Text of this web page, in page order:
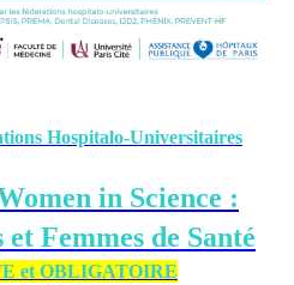
Hospitalo-Universitaires
in Science :
et Femmes de Santé
et OBLIGATOIRE